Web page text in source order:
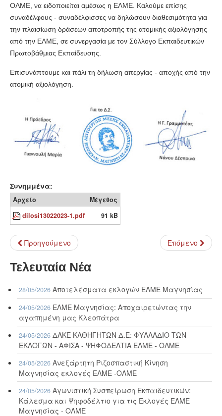
ΟΛΜΕ, να ειδοποιείται αμέσως η ΕΛΜΕ. Καλούμε επίσης
συναδέλφους - συναδέλφισσες να δηλώσουν διαθεσιμότητα για
την πλαισίωση δράσεων αποτροπής της ατομικής αξιολόγησης
από την ΕΛΜΕ, σε συνεργασία με τον Σύλλογο Εκπαιδευτικών
Πρωτοβάθμιας Εκπαίδευσης.
Επισυνάπτουμε και πάλι τη δήλωση απεργίας - αποχής από την
ατομική αξιολόγηση.
Συνημμένα:
Αρχείο
Μέγεθος
dilosi13022023-1.pdf
91 kB
Προηγούμενο Επόμενο
Τελευταία Νέα
28/05/2026 Αποτελέσματα εκλογών ΕΛΜΕ Μαγνησίας
24/05/2026 ΕΛΜΕ Μαγνησίας: Αποχαιρετώντας την
αγαπημένη μας Κλεοπάτρα
24/05/2026 ΔΑΚΕ ΚΑΘΗΓΗΤΩΝ Δ.Ε: ΦΥΛΛΑΔΙΟ ΤΩΝ
ΕΚΛΟΓΩΝ - ΑΦΙΣΑ - ΨΗΦΟΔΕΛΤΙΑ ΕΛΜΕ - ΟΛΜΕ
24/05/2026 Ανεξάρτητη Ριζοσπαστική Κίνηση
Μαγνησίας εκλογές ΕΛΜΕ -ΟΛΜΕ
24/05/2026 Αγωνιστική Συσπείρωση Εκπαιδευτικών:
Κάλεσμα και Ψηφοδέλτιο για τις Εκλογές ΕΛΜΕ
Μαγνησίας - ΟΛΜΕ